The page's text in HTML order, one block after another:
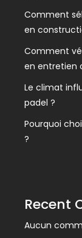
Comment
en
Comment
en entretien
Le climat
padel ?
Pourquoi
?
Recent
Aucun